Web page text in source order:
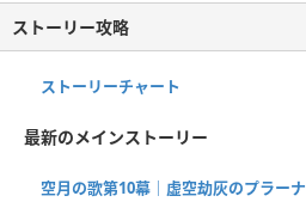
ストーリー攻略
ストーリーチャート
最新のメインストーリー
空月の歌第10幕｜虚空劫灰のプラーナ